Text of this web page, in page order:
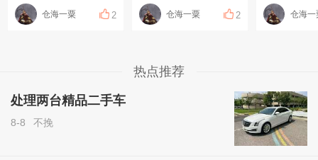
仓海一粟 2 仓海一粟 2 仓海一
热点推荐
处理两台精品二手车
8-8 不挽